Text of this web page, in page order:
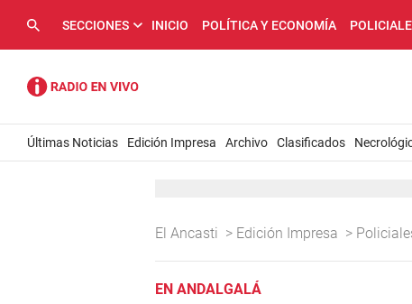
SECCIONES INICIO POLÍTICA Y ECONOMÍA
Últimas Noticias Edición Impresa Archivo Clasificados
El Ancasti > Edición Impresa >
EN ANDALGALÁ